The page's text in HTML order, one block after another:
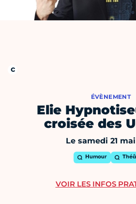
ÉVÈNEMENT
Elie
croisée des
Le samedi 21
Humour
VOIR LES INFOS